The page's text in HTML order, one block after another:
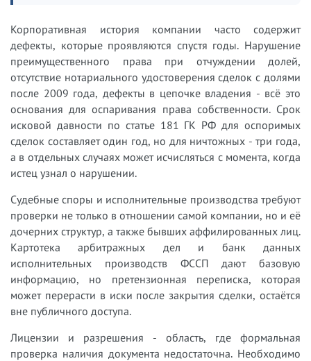
Корпоративная история компании часто содержит
дефекты, которые проявляются спустя годы. Нарушение
преимущественного права при отчуждении долей,
отсутствие нотариального удостоверения сделок с долями
после 2009 года, дефекты в цепочке владения - всё это
основания для оспаривания права собственности. Срок
исковой давности по статье 181 ГК РФ для оспоримых
сделок составляет один год, но для ничтожных - три года,
а в отдельных случаях может исчисляться с момента, когда
истец узнал о нарушении.
Судебные споры и исполнительные производства требуют
проверки не только в отношении самой компании, но и её
дочерних структур, а также бывших аффилированных лиц.
Картотека арбитражных дел и банк данных
исполнительных производств ФССП дают базовую
информацию, но претензионная переписка, которая
может перерасти в иски после закрытия сделки, остаётся
вне публичного доступа.
Лицензии и разрешения - область, где формальная
проверка наличия документа недостаточна. Необходимо